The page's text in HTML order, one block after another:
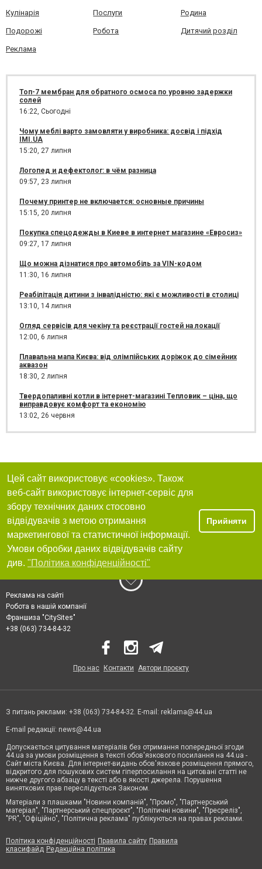
Кулінарія Послуги Родина
Подорожі Робота Дитячий розділ
Реклама
Топ-7 мембран для обратного осмоса по уровню задержки
солей
16:22, Сьогодні
Чому меблі варто замовляти у виробника: досвід і підхід
IMI.UA
15:20, 27 липня
Логопед и дефектолог: в чём разница
09:57, 23 липня
Почему принтер не включается: основные причины
15:15, 20 липня
Покупка спецодежды в Киеве в интернет магазине «Евросиз»
09:27, 17 липня
Що можна дізнатися про автомобіль за VIN-кодом
11:30, 16 липня
Реабілітація дитини з інвалідністю: які є можливості в столиці
13:10, 14 липня
Огляд сервісів для чекіну та реєстрації гостей на локації
12:00, 6 липня
Плавальна мапа Києва: від олімпійських доріжок до сімейних
аквазон
18:30, 2 липня
Твердопаливні котли в інтернет-магазині Тепловик – ціна, що
виправдовує комфорт та економію
13:02, 26 червня
Цей сайт використовує «cookies». Також
веб-сайт використовує інтернет-сервіс для
збору технічних даних стосовно
відвідувачів з метою отримання
маркетингової та статистичної інформації.
Умови обробки даних відвідувачів сайту
див. "Політика конфіденційності"
Прийняти
Реклама на сайті
Робота в нашій компанії
Франшиза "CitySites"
+38 (063) 734-84-32
Про нас Контакти Автори проєкту
З питань реклами: +38 (063) 734-84-32. E-mail: reklama@44.ua
E-mail редакції: news@44.ua
Допускається цитування матеріалів без отримання попередньої згоди
44.ua за умови розміщення в тексті обов'язкового посилання на 44.ua -
Сайт міста Києва. Для інтернет-видань обов'язкове розміщення прямого,
відкритого для пошукових систем гіперпосилання на цитовані статті не
нижче другого абзацу в тексті або в якості джерела. Порушення
виняткових прав переслідується Законом.
Матеріали з плашками "Новини компаній", "Промо", "Партнерський
матеріал", "Партнерський спецпроєкт", "Політичні новини", "Пресреліз",
"PR", "Офіційно", "Політична реклама" публікуються на правах реклами.
Політика конфіденційності Правила сайту Правила
класифайд Редакційна політика